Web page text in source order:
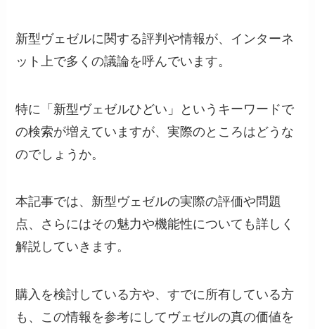
新型ヴェゼルに関する評判や情報が、インターネ
ット上で多くの議論を呼んでいます。
特に「新型ヴェゼルひどい」というキーワードで
の検索が増えていますが、実際のところはどうな
のでしょうか。
本記事では、新型ヴェゼルの実際の評価や問題
点、さらにはその魅力や機能性についても詳しく
解説していきます。
購入を検討している方や、すでに所有している方
も、この情報を参考にしてヴェゼルの真の価値を